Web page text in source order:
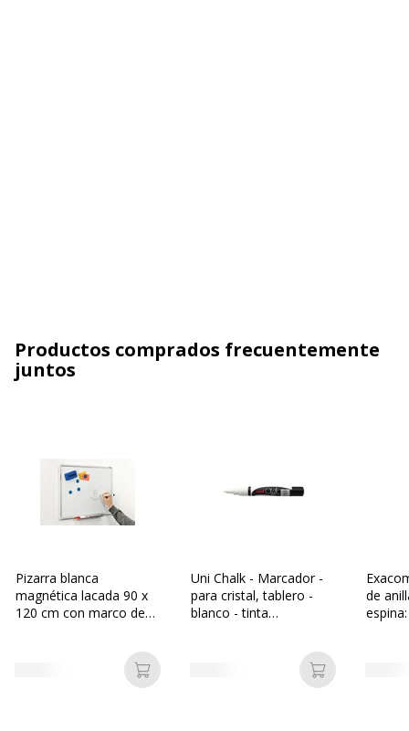
Productos comprados frecuentemente
juntos
Pizarra blanca
magnética lacada 90 x
120 cm con marco de
Añadir a la cesta
Uni Chalk - Marcador -
para cristal, tablero -
blanco - tinta
Añadir a la
de